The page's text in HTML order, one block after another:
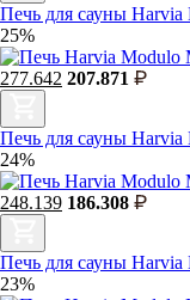
Печь для сауны Harvia
25%
277.642 207.871
Печь для сауны Harvia
24%
248.139 186.308
Печь для сауны Harvia
23%